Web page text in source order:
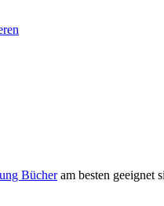
Bücheram besten geeignet